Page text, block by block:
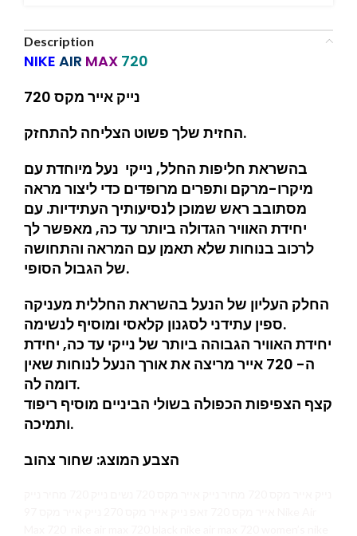
Description
NIKE AIR MAX 720
נייק אייר מקס 720
החזית שלך פשוט הצליחה להתחזק.
בהשראת חליפות החלל, נייקי נעל מיוחדת עם
מיקרו-מרקם ותפרים מרופדים כדי ליצור מראה
מסתובב ראש שמוכן לנסיעותיך העתידיות. עם
יחידת האוויר הגדולה ביותר עד כה, מאפשר לך
לרכוב בנוחות שלא תאמן עם המראה והתחושה
של הגבול הסופי.
החלק העליון של הנעל בהשראת החללית מעניקה
ספין עתידני לסגנון קלאסי ומוסיף לנשימה.
יחידת האוויר הגבוהה ביותר של נייקי עד כה, יחידת
ה- 720 אייר מריצה את אורך הנעל לנוחות שאין
דומה לה.
קצף הצפיפות הכפולה בשולי הביניים מוסיף ריפוד
ותמיכה.
הצבע המוצג: שחור צהוב